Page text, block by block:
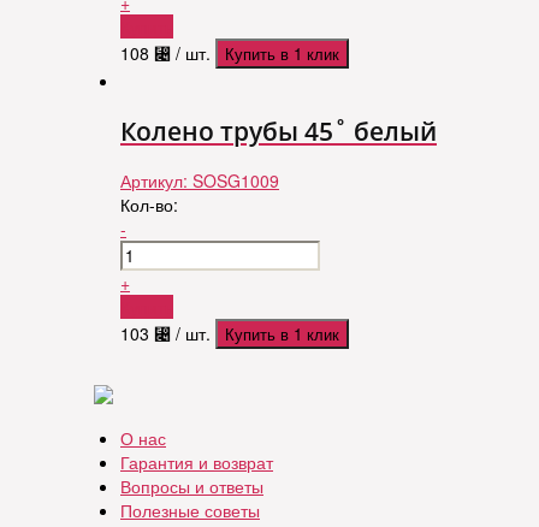
108 ⃄ / шт. Купить в 1 клик
Колено трубы 45˚ белый
Артикул: SOSG1009
Кол-во:
-
+
103 ⃄ / шт. Купить в 1 клик
О нас
Гарантия и возврат
Вопросы и ответы
Полезные советы